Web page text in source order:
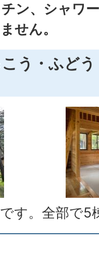
ン、シャワ
せん。
う・ふど
す。全部で5